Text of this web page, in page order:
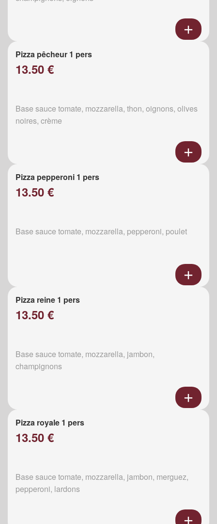
Pizza pêcheur 1 pers
13.50 €
Base sauce tomate, mozzarella, thon, oignons, olives
noires, crème
Pizza pepperoni 1 pers
13.50 €
Base sauce tomate, mozzarella, pepperoni, poulet
Pizza reine 1 pers
13.50 €
Base sauce tomate, mozzarella, jambon,
champignons
Pizza royale 1 pers
13.50 €
Base sauce tomate, mozzarella, jambon, merguez,
pepperoni, lardons